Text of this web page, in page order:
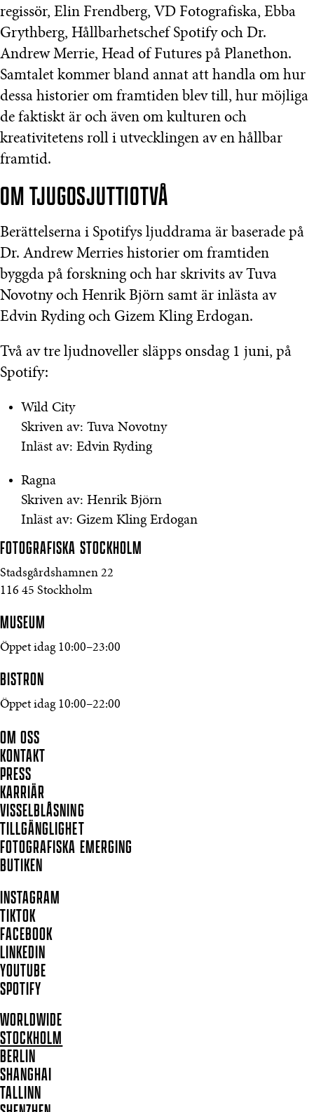
regissör, Elin Frendberg, VD Fotografiska, Ebba
Grythberg, Hållbarhetschef Spotify och Dr.
Andrew Merrie, Head of Futures på Planethon.
Samtalet kommer bland annat att handla om hur
dessa historier om framtiden blev till, hur möjliga
de faktiskt är och även om kulturen och
kreativitetens roll i utvecklingen av en hållbar
framtid.
OM TJUGOSJUTTIOTVÅ
Berättelserna i Spotifys ljuddrama är baserade på
Dr. Andrew Merries historier om framtiden
byggda på forskning och har skrivits av Tuva
Novotny och Henrik Björn samt är inlästa av
Edvin Ryding och Gizem Kling Erdogan.
Två av tre ljudnoveller släpps onsdag 1 juni, på
Spotify:
Wild City
Skriven av: Tuva Novotny
Inläst av: Edvin Ryding
Ragna
Skriven av: Henrik Björn
Inläst av: Gizem Kling Erdogan
FOTOGRAFISKA STOCKHOLM
Stadsgårdshamnen 22
116 45 Stockholm
MUSEUM
Öppet idag 10:00–23:00
BISTRON
Öppet idag 10:00–22:00
OM OSS
KONTAKT
PRESS
KARRIÄR
VISSELBLÅSNING
TILLGÄNGLIGHET
FOTOGRAFISKA EMERGING
BUTIKEN
INSTAGRAM
TIKTOK
FACEBOOK
LINKEDIN
YOUTUBE
SPOTIFY
WORLDWIDE
STOCKHOLM
BERLIN
SHANGHAI
TALLINN